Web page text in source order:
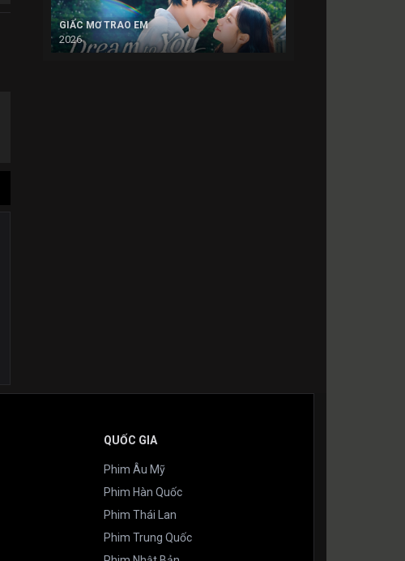
GIẤC MƠ TRAO EM
2026
QUỐC GIA
Phim Âu Mỹ
Phim Hàn Quốc
Phim Thái Lan
Phim Trung Quốc